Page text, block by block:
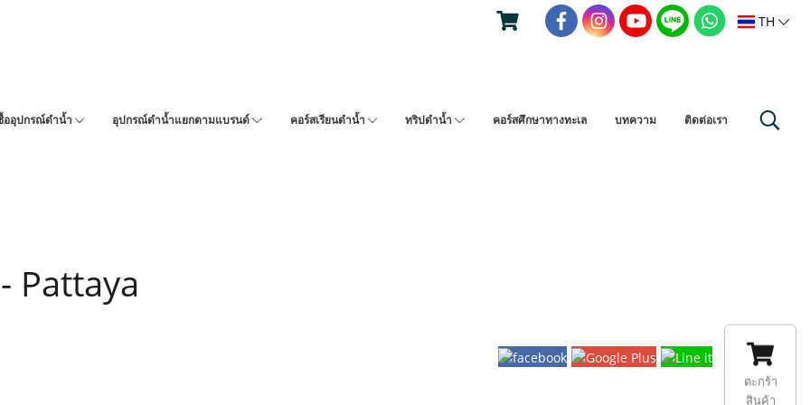
TH
ออุปกรณ์ดำน้ำ อุปกรณ์ดำน้ำแยกตามแบรนด์ คอร์สเรียนดำน้ำ ทริปดำน้ำ คอร์สศึกษาทางทะเล บทความ ติดต่อเรา
Pattaya
ตะกร้า
สินค้า